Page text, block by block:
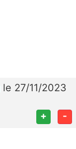
le 27/11/2023
+ -